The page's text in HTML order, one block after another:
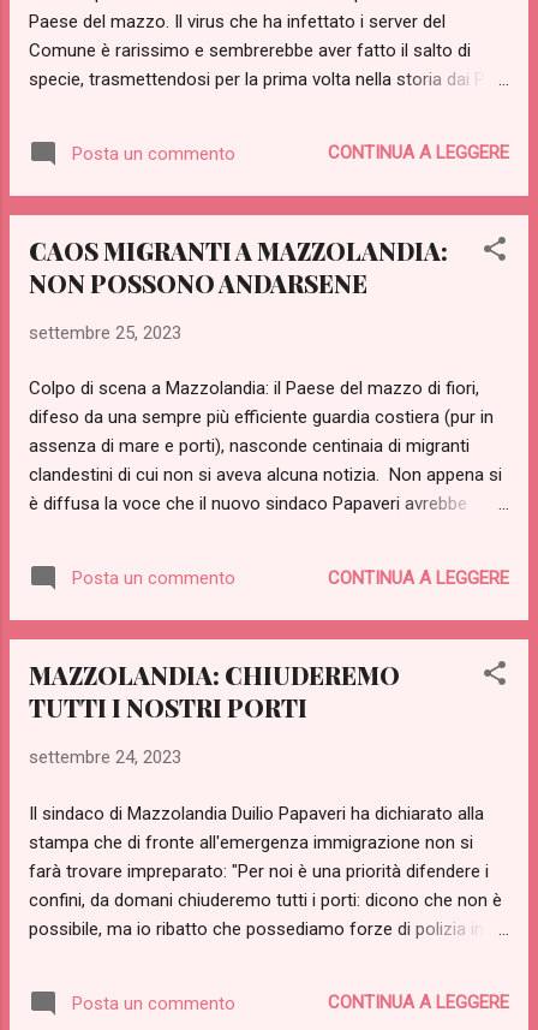
Paese del mazzo. Il virus che ha infettato i server del
Comune è rarissimo e sembrerebbe aver fatto il salto di
specie, trasmettendosi per la prima volta nella storia dai PC
Come di consueto, quel buontempone di Erbetta (assessore
all'ambiente) ha voluto mostrare alcune novità nel settore
siti web specializzati e ritenuti affidabili...ma qualcosa è
andato storto. "Il fatto che la vicesindaca Sara Ortensia
in giunta siamo molto sportivi...uno strip qui...una fellatio
convento. Certo quella sera lì ci si è dati da fare
parecchio...diciamo che ognuno ha espresso le proprie pos...
Posta un commento CONTINUA A LEGGERE
CAOS MIGRANTI A MAZZOLANDIA:
NON POSSONO ANDARSENE
settembre 25, 2023
Colpo di scena a Mazzolandia: il Paese del mazzo di fiori,
difeso da una sempre più efficiente guardia costiera (pur in
assenza di mare e porti), nasconde centinaia di migranti
clandestini di cui non si aveva alcuna notizia. Non appena si
è diffusa la voce che il nuovo sindaco Papaveri avrebbe
migranti si sono presentati dinanzi alla sede del Comune:
"Finalmente il mondo si accorge di noi!" ha dichiarato uno di
loro alla stampa "sono anni che cerchiamo do abbandonare
subito!" Due cittadini svizzeri, bloccati da dieci anni a
Mazzolandia per un disguido burocratico (non sono mai
dichiarati disponibili al trasferimento in Gabon, pur di lasciare
massa il rimpatrio, la situazione rischia di andare fuori
controllo. Di tutte queste pers...
Posta un commento CONTINUA A LEGGERE
MAZZOLANDIA: CHIUDEREMO
TUTTI I NOSTRI PORTI
settembre 24, 2023
Il sindaco di Mazzolandia Duilio Papaveri ha dichiarato alla
stampa che di fronte all'emergenza immigrazione non si
farà trovare impreparato: "Per noi è una priorità difendere i
confini, da domani chiuderemo tutti i porti: dicono che non è
possibile, ma io ribatto che possediamo forze di polizia in
dell'ufficio Contabilità di Mazzolandia, dott.ssa Cinzia
Posta un commento CONTINUA A LEGGERE